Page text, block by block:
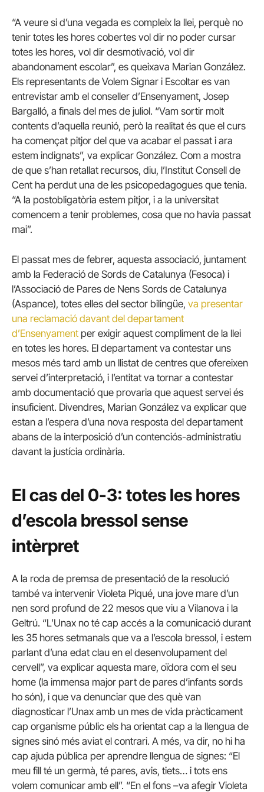
“A veure si d’una vegada es compleix la llei, perquè no
tenir totes les hores cobertes vol dir no poder cursar
totes les hores, vol dir desmotivació, vol dir
abandonament escolar”, es queixava Marian González.
Els representants de Volem Signar i Escoltar es van
entrevistar amb el conseller d’Ensenyament, Josep
Bargalló, a finals del mes de juliol. “Vam sortir molt
contents d’aquella reunió, però la realitat és que el curs
ha començat pitjor del que va acabar el passat i ara
estem indignats”, va explicar González. Com a mostra
de que s’han retallat recursos, diu, l’Institut Consell de
Cent ha perdut una de les psicopedagogues que tenia.
“A la postobligatòria estem pitjor, i a la universitat
comencem a tenir problemes, cosa que no havia passat
mai”.
El passat mes de febrer, aquesta associació, juntament
amb la Federació de Sords de Catalunya (Fesoca) i
l’Associació de Pares de Nens Sords de Catalunya
(Aspance), totes elles del sector bilingüe, va presentar
una reclamació davant del departament
d’Ensenyament per exigir aquest compliment de la llei
en totes les hores. El departament va contestar uns
mesos més tard amb un llistat de centres que ofereixen
servei d’interpretació, i l’entitat va tornar a contestar
amb documentació que provaria que aquest servei és
insuficient. Divendres, Marian González va explicar que
estan a l’espera d’una nova resposta del departament
abans de la interposició d’un contenciós-administratiu
davant la justícia ordinària.
El cas del 0-3: totes les hores
d’escola bressol sense
intèrpret
A la roda de premsa de presentació de la resolució
també va intervenir Violeta Piqué, una jove mare d’un
nen sord profund de 22 mesos que viu a Vilanova i la
Geltrú. “L’Unax no té cap accés a la comunicació durant
les 35 hores setmanals que va a l’escola bressol, i estem
parlant d’una edat clau en el desenvolupament del
cervell”, va explicar aquesta mare, oïdora com el seu
home (la immensa major part de pares d’infants sords
ho són), i que va denunciar que des què van
diagnosticar l’Unax amb un mes de vida pràcticament
cap organisme públic els ha orientat cap a la llengua de
signes sinó més aviat el contrari. A més, va dir, no hi ha
cap ajuda pública per aprendre llengua de signes: “El
meu fill té un germà, té pares, avis, tiets… i tots ens
volem comunicar amb ell”. “En el fons –va afegir Violeta